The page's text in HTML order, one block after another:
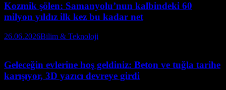
Kozmik şölen: Samanyolu’nun kalbindeki 60
milyon yıldız ilk kez bu kadar net
26.06.2026Bilim & Teknoloji
Geleceğin evlerine hoş geldiniz: Beton ve tuğla tarihe
karışıyor, 3D yazıcı devreye girdi